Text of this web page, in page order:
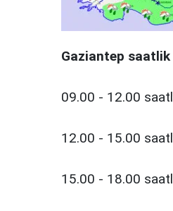
Gaziantep
09.00 - 12.00
12.00 - 15.00
15.00 - 18.00